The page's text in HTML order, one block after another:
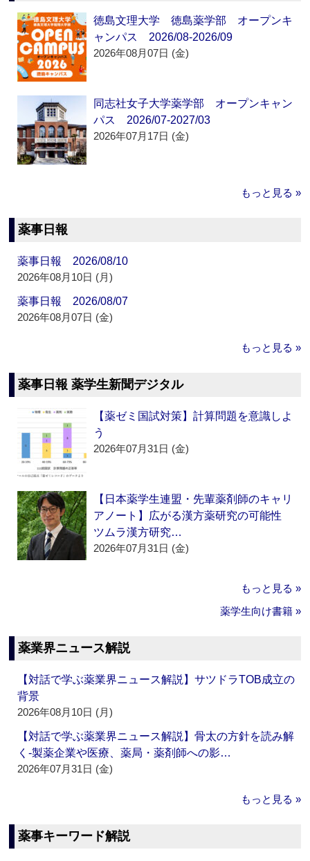
徳島文理大学 徳島薬学部 オープンキ
ャンパス 2026/08-2026/09
2026年08月07日 (金)
同志社女子大学薬学部 オープンキャン
パス 2026/07-2027/03
2026年07月17日 (金)
もっと見る »
薬事日報
薬事日報 2026/08/10
2026年08月10日 (月)
薬事日報 2026/08/07
2026年08月07日 (金)
もっと見る »
薬事日報 薬学生新聞デジタル
【薬ゼミ国試対策】計算問題を意識しよ
う
2026年07月31日 (金)
【日本薬学生連盟・先輩薬剤師のキャリ
アノート】広がる漢方薬研究の可能性
ツムラ漢方研究…
2026年07月31日 (金)
もっと見る »
薬学生向け書籍 »
薬業界ニュース解説
【対話で学ぶ薬業界ニュース解説】サツドラTOB成立の
背景
2026年08月10日 (月)
【対話で学ぶ薬業界ニュース解説】骨太の方針を読み解
く‐製薬企業や医療、薬局・薬剤師への影…
2026年07月31日 (金)
もっと見る »
薬事キーワード解説